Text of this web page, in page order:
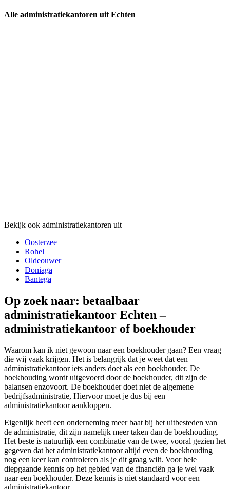
Alle administratiekantoren uit Echten
Bekijk ook administratiekantoren uit
Oosterzee
Rohel
Oldeouwer
Doniaga
Bantega
Op zoek naar: betaalbaar
administratiekantoor Echten –
administratiekantoor of boekhouder
Waarom kan ik niet gewoon naar een boekhouder gaan? Een vraag
die wij vaak krijgen. Het is belangrijk dat je weet dat een
administratiekantoor iets anders doet als een boekhouder. De
boekhouding wordt uitgevoerd door de boekhouder, dit zijn de
balansen enzovoort. De boekhouder doet niet de algemene
bedrijfsadministratie, Hiervoor moet je dus bij een
administratiekantoor aankloppen.
Eigenlijk heeft een onderneming meer baat bij het uitbesteden van
de administratie, dit zijn namelijk meer taken dan de boekhouding.
Het beste is natuurlijk een combinatie van de twee, vooral gezien het
gegeven dat het administratiekantoor altijd even de boekhouding
nog een keer kan controleren als je dit graag wilt. Voor hele
diepgaande kennis op het gebied van de financiën ga je wel vaak
naar een boekhouder. Deze kennis is niet standaard voor een